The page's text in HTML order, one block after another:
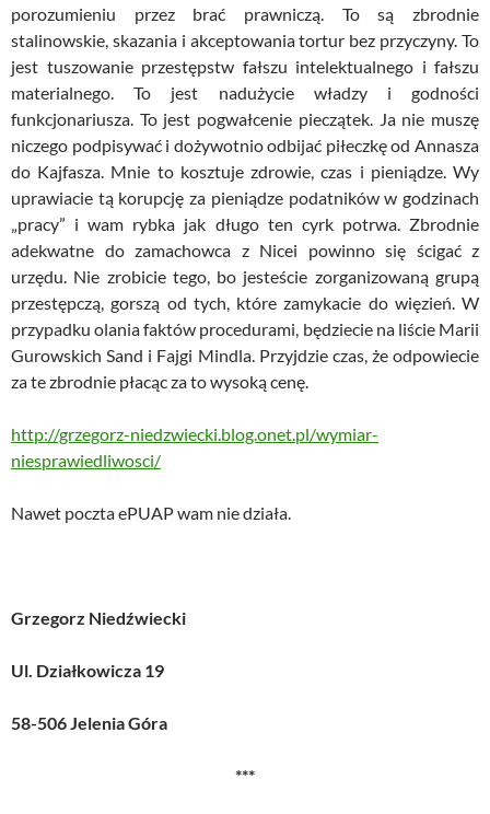
porozumieniu przez brać prawniczą. To są zbrodnie
stalinowskie, skazania i akceptowania tortur bez przyczyny. To
jest tuszowanie przestępstw fałszu intelektualnego i fałszu
materialnego. To jest nadużycie władzy i godności
funkcjonariusza. To jest pogwałcenie pieczątek. Ja nie muszę
niczego podpisywać i dożywotnio odbijać piłeczkę od Annasza
do Kajfasza. Mnie to kosztuje zdrowie, czas i pieniądze. Wy
uprawiacie tą korupcję za pieniądze podatników w godzinach
„pracy” i wam rybka jak długo ten cyrk potrwa. Zbrodnie
adekwatne do zamachowca z Nicei powinno się ścigać z
urzędu. Nie zrobicie tego, bo jesteście zorganizowaną grupą
przestępczą, gorszą od tych, które zamykacie do więzień. W
przypadku olania faktów procedurami, będziecie na liście Marii
Gurowskich Sand i Fajgi Mindla. Przyjdzie czas, że odpowiecie
za te zbrodnie płacąc za to wysoką cenę.
http://grzegorz-niedzwiecki.blog.onet.pl/wymiar-
niesprawiedliwosci/
Nawet poczta ePUAP wam nie działa.
Grzegorz Niedźwiecki
Ul. Działkowicza 19
58-506 Jelenia Góra
***